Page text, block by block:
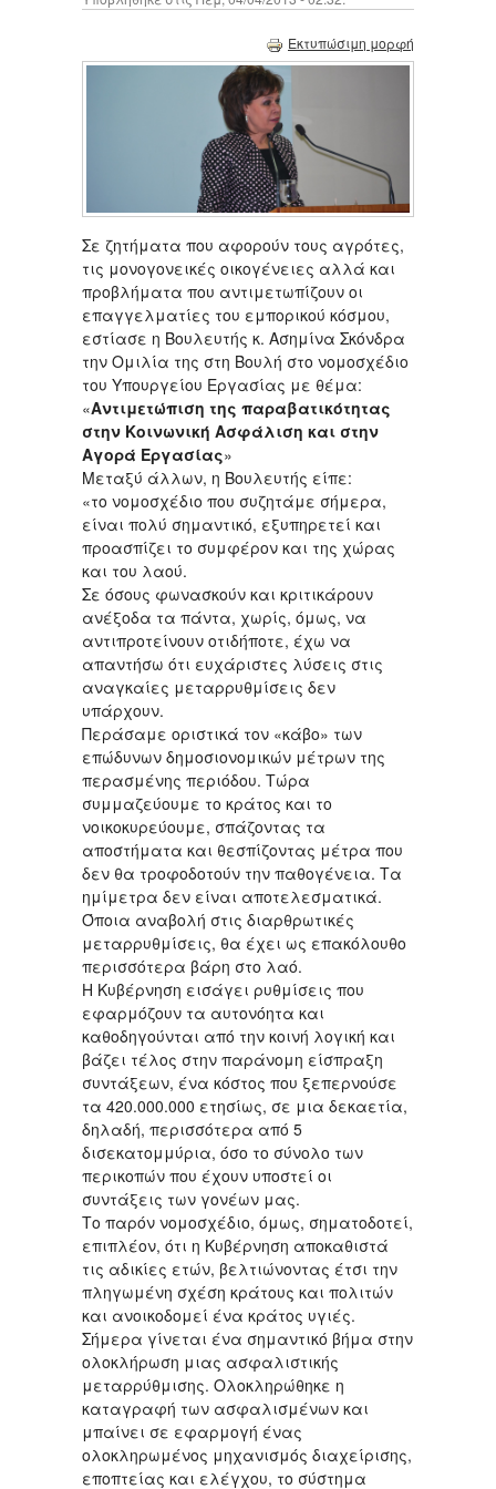
Εκτυπώσιμη μορφή
Σε ζητήματα που αφορούν τους αγρότες,
τις μονογονεικές οικογένειες αλλά και
προβλήματα που αντιμετωπίζουν οι
επαγγελματίες του εμπορικού κόσμου,
εστίασε η Βουλευτής κ. Ασημίνα Σκόνδρα
την Ομιλία της στη Βουλή στο νομοσχέδιο
του Υπουργείου Εργασίας με θέμα:
«Αντιμετώπιση της παραβατικότητας
στην Κοινωνική Ασφάλιση και στην
Αγορά Εργασίας»
Μεταξύ άλλων, η Βουλευτής είπε:
«το νομοσχέδιο που συζητάμε σήμερα,
είναι πολύ σημαντικό, εξυπηρετεί και
προασπίζει το συμφέρον και της χώρας
και του λαού.
Σε όσους φωνασκούν και κριτικάρουν
ανέξοδα τα πάντα, χωρίς, όμως, να
αντιπροτείνουν οτιδήποτε, έχω να
απαντήσω ότι ευχάριστες λύσεις στις
αναγκαίες μεταρρυθμίσεις δεν
υπάρχουν.
Περάσαμε οριστικά τον «κάβο» των
επώδυνων δημοσιονομικών μέτρων της
περασμένης περιόδου. Τώρα
συμμαζεύουμε το κράτος και το
νοικοκυρεύουμε, σπάζοντας τα
αποστήματα και θεσπίζοντας μέτρα που
δεν θα τροφοδοτούν την παθογένεια. Τα
ημίμετρα δεν είναι αποτελεσματικά.
Όποια αναβολή στις διαρθρωτικές
μεταρρυθμίσεις, θα έχει ως επακόλουθο
περισσότερα βάρη στο λαό.
Η Κυβέρνηση εισάγει ρυθμίσεις που
εφαρμόζουν τα αυτονόητα και
καθοδηγούνται από την κοινή λογική και
βάζει τέλος στην παράνομη είσπραξη
συντάξεων, ένα κόστος που ξεπερνούσε
τα 420.000.000 ετησίως, σε μια δεκαετία,
δηλαδή, περισσότερα από 5
δισεκατομμύρια, όσο το σύνολο των
περικοπών που έχουν υποστεί οι
συντάξεις των γονέων μας.
Το παρόν νομοσχέδιο, όμως, σηματοδοτεί,
επιπλέον, ότι η Κυβέρνηση αποκαθιστά
τις αδικίες ετών, βελτιώνοντας έτσι την
πληγωμένη σχέση κράτους και πολιτών
και ανοικοδομεί ένα κράτος υγιές.
Σήμερα γίνεται ένα σημαντικό βήμα στην
ολοκλήρωση μιας ασφαλιστικής
μεταρρύθμισης. Ολοκληρώθηκε η
καταγραφή των ασφαλισμένων και
μπαίνει σε εφαρμογή ένας
ολοκληρωμένος μηχανισμός διαχείρισης,
εποπτείας και ελέγχου, το σύστημα